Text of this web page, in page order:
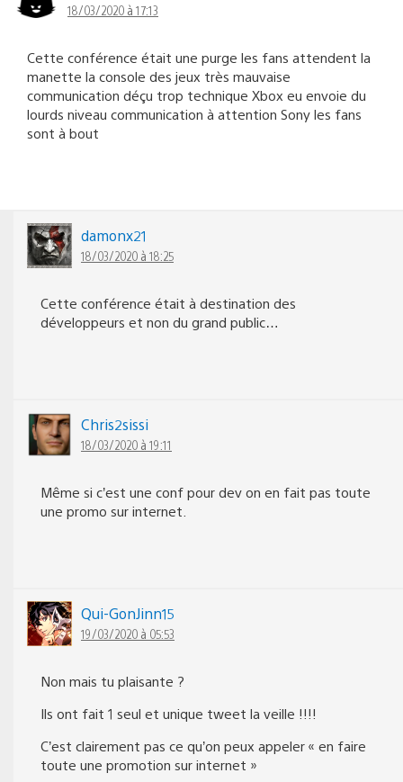
18/03/2020 à 17:13
Cette conférence était une purge les fans attendent la
manette la console des jeux très mauvaise
communication déçu trop technique Xbox eu envoie du
lourds niveau communication à attention Sony les fans
sont à bout
damonx21
18/03/2020 à 18:25
Cette conférence était à destination des
développeurs et non du grand public…
Chris2sissi
18/03/2020 à 19:11
Même si c’est une conf pour dev on en fait pas toute
une promo sur internet.
Qui-GonJinn15
19/03/2020 à 05:53
Non mais tu plaisante ?
Ils ont fait 1 seul et unique tweet la veille !!!!
C’est clairement pas ce qu’on peux appeler « en faire
toute une promotion sur internet »